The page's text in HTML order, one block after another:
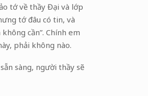
tớ về thầy Đại và lớp
tớ đâu có tin, và
cần”. Chính em
phải không nào.
sàng, người thầy sẽ